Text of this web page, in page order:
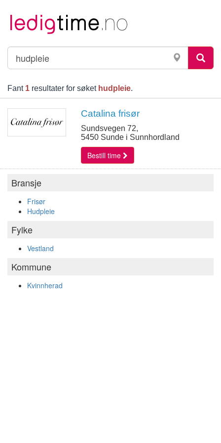
Fant 1 resultater for søket hudpleie.
Catalina frisør
Sundsvegen 72,
5450 Sunde i Sunnhordland
Bestill time
Bransje
Frisør
Hudpleie
Fylke
Vestland
Kommune
Kvinnherad